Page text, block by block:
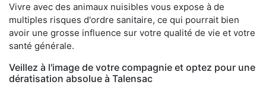
Vivre avec des animaux nuisibles vous expose à de
multiples risques d'ordre sanitaire, ce qui pourrait bien
avoir une grosse influence sur votre qualité de vie et votre
santé générale.
Veillez à l'image de votre compagnie et optez pour une
dératisation absolue à Talensac